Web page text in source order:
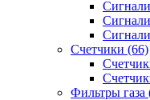
Счетчики (66)
Фильтры газа